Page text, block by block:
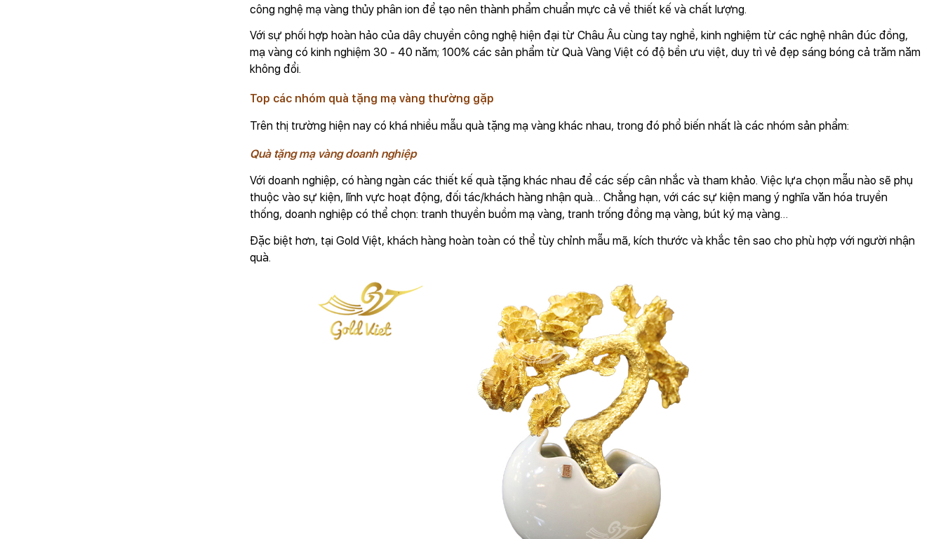
công nghệ mạ vàng thủy phân ion để tạo nên thành phẩm chuẩn mực cả về thiết kế và chất lượng.
Với sự phối hợp hoàn hảo của dây chuyền công nghệ hiện đại từ Châu Âu cùng tay nghề, kinh nghiệm từ các nghệ nhân đúc đồng,
mạ vàng có kinh nghiệm 30 - 40 năm; 100% các sản phẩm từ Quà Vàng Việt có độ bền ưu việt, duy trì vẻ đẹp sáng bóng cả trăm năm
không đổi.
Top các nhóm quà tặng mạ vàng thường gặp
Trên thị trường hiện nay có khá nhiều mẫu quà tặng mạ vàng khác nhau, trong đó phổ biến nhất là các nhóm sản phẩm:
Quà tặng mạ vàng doanh nghiệp
Với doanh nghiệp, có hàng ngàn các thiết kế quà tặng khác nhau để các sếp cân nhắc và tham khảo. Việc lựa chọn mẫu nào sẽ phụ
thuộc vào sự kiện, lĩnh vực hoạt động, đối tác/khách hàng nhận quà… Chẳng hạn, với các sự kiện mang ý nghĩa văn hóa truyền
thống, doanh nghiệp có thể chọn: tranh thuyền buồm mạ vàng, tranh trống đồng mạ vàng, bút ký mạ vàng…
Đặc biệt hơn, tại Gold Việt, khách hàng hoàn toàn có thể tùy chỉnh mẫu mã, kích thước và khắc tên sao cho phù hợp với người nhận
quà.